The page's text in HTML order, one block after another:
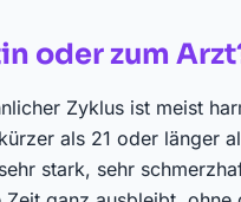
oder zum
Zyklus ist meist
als 21 oder länger
stark, sehr